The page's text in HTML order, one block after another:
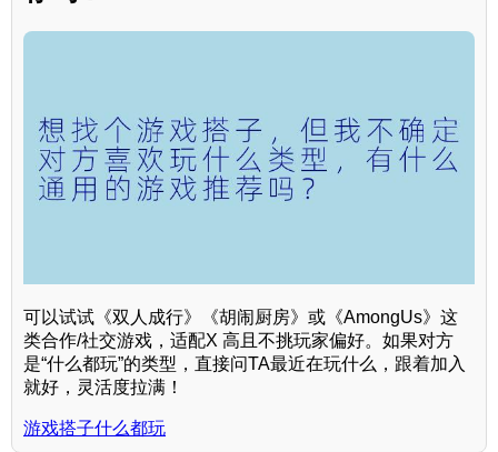
可以试试《双人成行》《胡闹厨房》或《AmongUs》这
类合作/社交游戏，适配X 高且不挑玩家偏好。如果对方
是“什么都玩”的类型，直接问TA最近在玩什么，跟着加入
就好，灵活度拉满！
游戏搭子什么都玩